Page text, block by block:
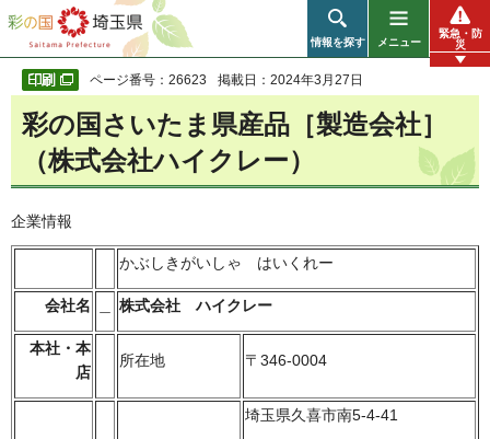
彩の国 埼玉県
情報を探す メニュー
緊急・防
災
ページ番号：26623 掲載日：2024年3月27日
彩の国さいたま県産品［製造会社］
（株式会社ハイクレー）
企業情報
かぶしきがいしゃ はいくれー
会社名 株式会社 ハイクレー
本社・本
店
所在地 〒346-0004
埼玉県久喜市南5-4-41